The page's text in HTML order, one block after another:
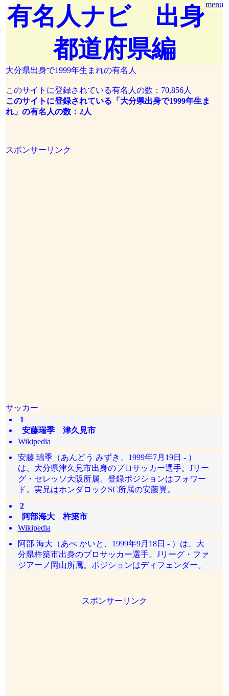
menu
有名人ナビ 出身
都道府県編
大分県出身で1999年生まれの有名人
このサイトに登録されている有名人の数：70,856人
このサイトに登録されている「大分県出身で1999年生ま
れ」の有名人の数：2人
スポンサーリンク
サッカー
1
安藤瑞季 津久見市
Wikipedia
安藤 瑞季（あんどう みずき、1999年7月19日 - ）
は、大分県津久見市出身のプロサッカー選手。Jリー
グ・セレッソ大阪所属。登録ポジションはフォワー
ド。実兄はホンダロックSC所属の安藤翼。
2
阿部海大 杵築市
Wikipedia
阿部 海大（あべ かいと、1999年9月18日 - ）は、大
分県杵築市出身のプロサッカー選手。Jリーグ・ファ
ジアーノ岡山所属。ポジションはディフェンダー。
スポンサーリンク